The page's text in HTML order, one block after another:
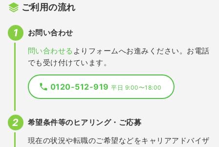
ご利用の流れ
お問い合わせ
問い合わせる よりフォームへお進みください。お電話
でも受け付けています。
0120-512-919平日 9:00〜18:00
希望条件等のヒアリング・ご応募
現在の状況や転職のご希望などをキャリアアドバイザ